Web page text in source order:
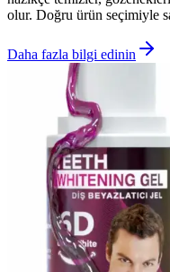
olur. Doğru ürün seçimiyle
Daha fazla bilgi edinin